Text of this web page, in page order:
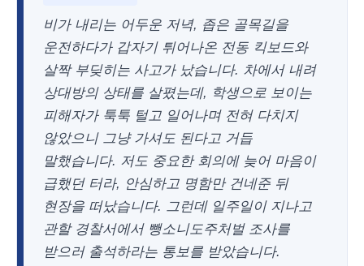
비가 내리는 어두운 저녁, 좁은 골목길을
운전하다가 갑자기 튀어나온 전동 킥보드와
살짝 부딪히는 사고가 났습니다. 차에서 내려
상대방의 상태를 살폈는데, 학생으로 보이는
피해자가 툭툭 털고 일어나며 전혀 다치지
않았으니 그냥 가셔도 된다고 거듭
말했습니다. 저도 중요한 회의에 늦어 마음이
급했던 터라, 안심하고 명함만 건네준 뒤
현장을 떠났습니다. 그런데 일주일이 지나고
관할 경찰서에서 뺑소니도주처벌 조사를
받으러 출석하라는 통보를 받았습니다.